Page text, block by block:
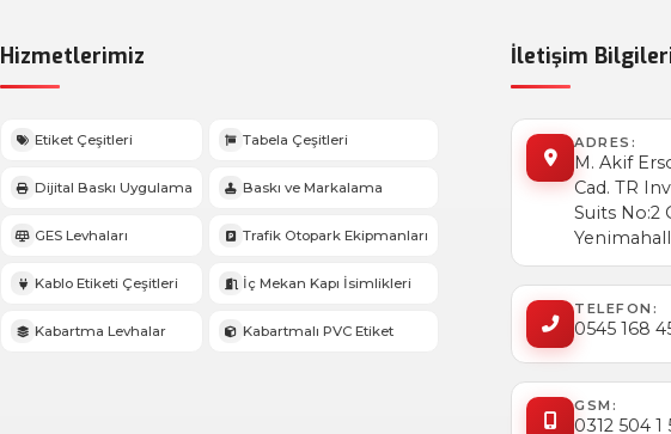
Hizmetlerimiz
Etiket Çeşitleri Tabela Çeşitleri
Dijital Baskı Uygulama Baskı ve Markalama
GES Levhaları Trafik Otopark Ekipmanları
Kablo Etiketi Çeşitleri İç Mekan Kapı İsimlikleri
Kabartma Levhalar Kabartmalı PVC Etiket
İletişim
ADRES:
M. Akif
Cad. TR
Suits No:2
TELEFON:
0545 168
GSM:
0312 504 1